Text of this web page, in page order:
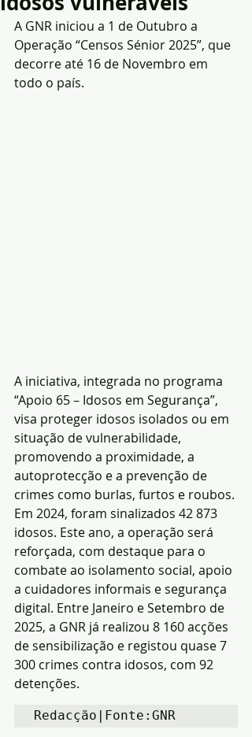
A GNR iniciou a 1 de Outubro a
Operação “Censos Sénior 2025”, que
decorre até 16 de Novembro em
todo o país.
A iniciativa, integrada no programa
“Apoio 65 – Idosos em Segurança”,
visa proteger idosos isolados ou em
situação de vulnerabilidade,
promovendo a proximidade, a
autoprotecção e a prevenção de
crimes como burlas, furtos e roubos.
Em 2024, foram sinalizados 42 873
idosos. Este ano, a operação será
reforçada, com destaque para o
combate ao isolamento social, apoio
a cuidadores informais e segurança
digital. Entre Janeiro e Setembro de
2025, a GNR já realizou 8 160 acções
de sensibilização e registou quase 7
300 crimes contra idosos, com 92
detenções.
Redacção|Fonte:GNR